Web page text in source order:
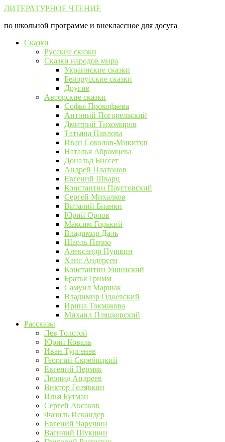
Перейти
контенту
ЛИТЕРАТУРНОЕ ЧТЕНИЕ
по школьной программе и внеклассное для досуга
Сказки
Русские сказки
Сказки народов мира
Украинские сказки
Белорусские сказки
Другие
Авторские сказки
Софья Прокофьева
Антоний Погорельский
Дмитрий Тихомиров
Татьяна Павлова
Иван Соколов-Микитов
Наталья Абрамцева
Дональд Биссет
Андрей Платонов
Евгений Шварц
Константин Паустовский
Сергей Михалков
Виталий Бианки
Юрий Орлов
Максим Горький
Владимир Даль
Шарль Перро
Александр Пушкин
Ханс Андерсен
Константин Ушинский
Братья Гримм
Самуил Маршак
Владимир Одоевский
Ирина Токмакова
Михаил Пляцковский
Рассказы
Лев Толстой
Юрий Коваль
Иван Тургенев
Георгий Скребицкий
Евгений Пермяк
Леонид Андреев
Виктор Голявкин
Илья Бутман
Сергей Аксаков
Фазиль Искандер
Евгений Чарушин
Василий Шукшин